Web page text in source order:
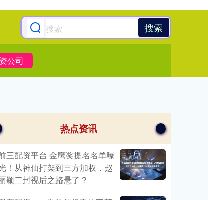
搜索
公司
热点资讯
三配资平台 金鹰奖提名名单曝
！从神仙打架到三方加权，赵
颖二封视后之路悬了？